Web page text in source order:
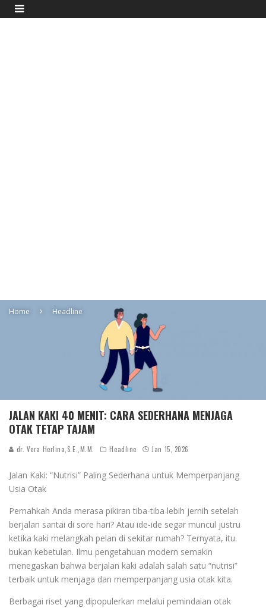
Home Headline
JALAN KAKI 40 MENIT: CARA SEDERHANA MENJAGA
OTAK TETAP TAJAM
dr. Vera Herlina,S.E.,M.M. Headline Jan 15, 2026
Jalan Kaki: “Nutrisi” Paling Sederhana untuk Memperpanjang
Usia Otak
Pernahkah Anda merasa pikiran tiba-tiba lebih jernih setelah
berjalan santai di sore hari? Atau ide-ide segar muncul justru
ketika kaki melangkah pelan di sekitar rumah? Ternyata, itu
bukan kebetulan. Ilmu pengetahuan modern semakin
menegaskan bahwa berjalan kaki adalah salah satu “nutrisi”
terbaik untuk menjaga dan memperpanjang usia otak kita.
Berbagai riset yang dipopulerkan melalui pemindaian otak